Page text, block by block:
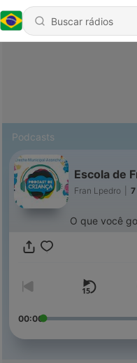
Podcasts
Escola de
Fran Lpedro
O que você
00:00